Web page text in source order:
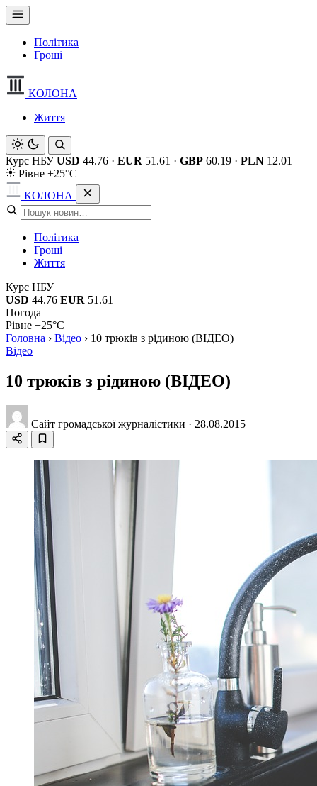
Політика
Гроші
КОЛОНА
Життя
Курс НБУ USD 44.76 · EUR 51.61 · GBP 60.19 · PLN 12.01
Рівне +25°C
КОЛОНА
Політика
Гроші
Життя
Курс НБУ
USD 44.76 EUR 51.61
Погода
Рівне +25°C
Головна › Відео › 10 трюків з рідиною (ВІДЕО)
Відео
10 трюків з рідиною (ВІДЕО)
Сайт громадської журналістики · 28.08.2015